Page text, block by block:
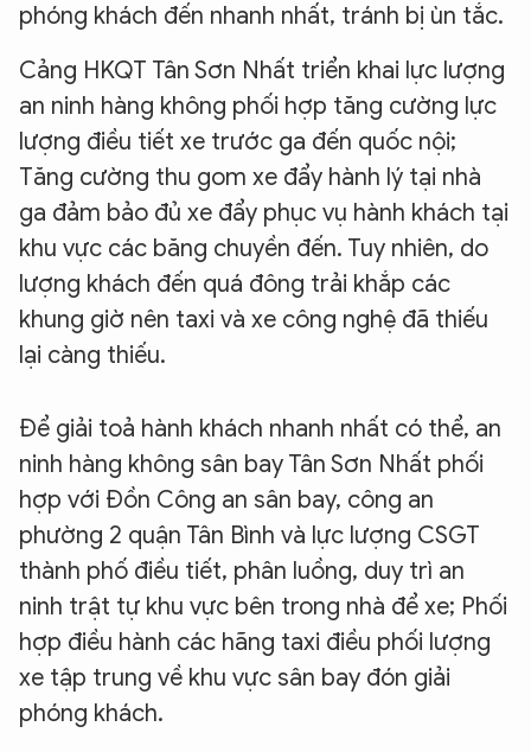
phóng khách đến nhanh nhất, tránh bị ùn tắc.
Cảng HKQT Tân Sơn Nhất triển khai lực lượng
an ninh hàng không phối hợp tăng cường lực
lượng điều tiết xe trước ga đến quốc nội;
Tăng cường thu gom xe đẩy hành lý tại nhà
ga đảm bảo đủ xe đẩy phục vụ hành khách tại
khu vực các băng chuyền đến. Tuy nhiên, do
lượng khách đến quá đông trải khắp các
khung giờ nên taxi và xe công nghệ đã thiếu
lại càng thiếu.
Để giải toả hành khách nhanh nhất có thể, an
ninh hàng không sân bay Tân Sơn Nhất phối
hợp với Đồn Công an sân bay, công an
phường 2 quận Tân Bình và lực lượng CSGT
thành phố điều tiết, phân luồng, duy trì an
ninh trật tự khu vực bên trong nhà để xe; Phối
hợp điều hành các hãng taxi điều phối lượng
xe tập trung về khu vực sân bay đón giải
phóng khách.